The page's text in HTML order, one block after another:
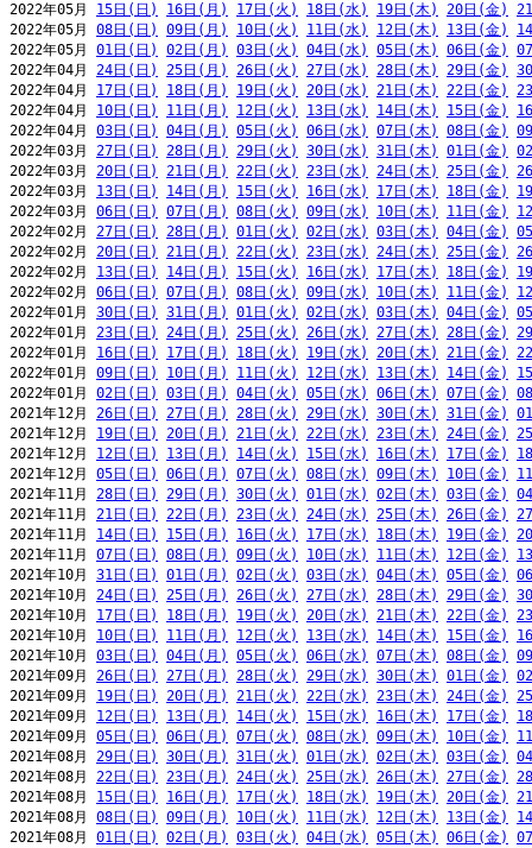
2022年05月 15日(日) 16日(月) 17日(火) 18日(水) 19日(木) 20日(金)
2022年05月 08日(日) 09日(月) 10日(火) 11日(水) 12日(木) 13日(金)
2022年05月 01日(日) 02日(月) 03日(火) 04日(水) 05日(木) 06日(金)
2022年04月 24日(日) 25日(月) 26日(火) 27日(水) 28日(木) 29日(金)
2022年04月 17日(日) 18日(月) 19日(火) 20日(水) 21日(木) 22日(金)
2022年04月 10日(日) 11日(月) 12日(火) 13日(水) 14日(木) 15日(金)
2022年04月 03日(日) 04日(月) 05日(火) 06日(水) 07日(木) 08日(金)
2022年03月 27日(日) 28日(月) 29日(火) 30日(水) 31日(木) 01日(金)
2022年03月 20日(日) 21日(月) 22日(火) 23日(水) 24日(木) 25日(金)
2022年03月 13日(日) 14日(月) 15日(火) 16日(水) 17日(木) 18日(金)
2022年03月 06日(日) 07日(月) 08日(火) 09日(水) 10日(木) 11日(金)
2022年02月 27日(日) 28日(月) 01日(火) 02日(水) 03日(木) 04日(金)
2022年02月 20日(日) 21日(月) 22日(火) 23日(水) 24日(木) 25日(金)
2022年02月 13日(日) 14日(月) 15日(火) 16日(水) 17日(木) 18日(金)
2022年02月 06日(日) 07日(月) 08日(火) 09日(水) 10日(木) 11日(金)
2022年01月 30日(日) 31日(月) 01日(火) 02日(水) 03日(木) 04日(金)
2022年01月 23日(日) 24日(月) 25日(火) 26日(水) 27日(木) 28日(金)
2022年01月 16日(日) 17日(月) 18日(火) 19日(水) 20日(木) 21日(金)
2022年01月 09日(日) 10日(月) 11日(火) 12日(水) 13日(木) 14日(金)
2022年01月 02日(日) 03日(月) 04日(火) 05日(水) 06日(木) 07日(金)
2021年12月 26日(日) 27日(月) 28日(火) 29日(水) 30日(木) 31日(金)
2021年12月 19日(日) 20日(月) 21日(火) 22日(水) 23日(木) 24日(金)
2021年12月 12日(日) 13日(月) 14日(火) 15日(水) 16日(木) 17日(金)
2021年12月 05日(日) 06日(月) 07日(火) 08日(水) 09日(木) 10日(金)
2021年11月 28日(日) 29日(月) 30日(火) 01日(水) 02日(木) 03日(金)
2021年11月 21日(日) 22日(月) 23日(火) 24日(水) 25日(木) 26日(金)
2021年11月 14日(日) 15日(月) 16日(火) 17日(水) 18日(木) 19日(金)
2021年11月 07日(日) 08日(月) 09日(火) 10日(水) 11日(木) 12日(金)
2021年10月 31日(日) 01日(月) 02日(火) 03日(水) 04日(木) 05日(金)
2021年10月 24日(日) 25日(月) 26日(火) 27日(水) 28日(木) 29日(金)
2021年10月 17日(日) 18日(月) 19日(火) 20日(水) 21日(木) 22日(金)
2021年10月 10日(日) 11日(月) 12日(火) 13日(水) 14日(木) 15日(金)
2021年10月 03日(日) 04日(月) 05日(火) 06日(水) 07日(木) 08日(金)
2021年09月 26日(日) 27日(月) 28日(火) 29日(水) 30日(木) 01日(金)
2021年09月 19日(日) 20日(月) 21日(火) 22日(水) 23日(木) 24日(金)
2021年09月 12日(日) 13日(月) 14日(火) 15日(水) 16日(木) 17日(金)
2021年09月 05日(日) 06日(月) 07日(火) 08日(水) 09日(木) 10日(金)
2021年08月 29日(日) 30日(月) 31日(火) 01日(水) 02日(木) 03日(金)
2021年08月 22日(日) 23日(月) 24日(火) 25日(水) 26日(木) 27日(金)
2021年08月 15日(日) 16日(月) 17日(火) 18日(水) 19日(木) 20日(金)
2021年08月 08日(日) 09日(月) 10日(火) 11日(水) 12日(木) 13日(金)
2021年08月 01日(日) 02日(月) 03日(火) 04日(水) 05日(木) 06日(金)